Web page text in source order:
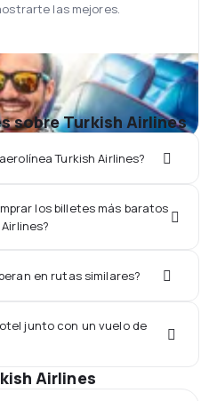
las mejores.
sobre Turkish Airlines
Turkish Airlines?
los billetes más baratos
en rutas similares?
junto con un vuelo de
Airlines